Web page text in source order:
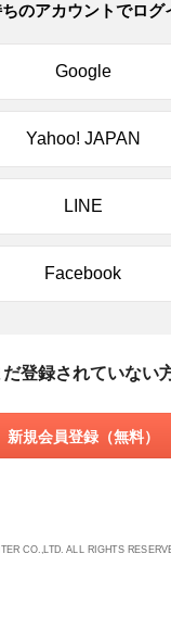
のアカウントでログ
Google
Yahoo! JAPAN
LINE
Facebook
だ登録されていない
新規会員登録（無料）
CO.,LTD. ALL RIGHTS